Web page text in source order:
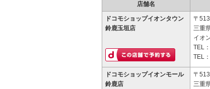
店舗名
ドコモショップイオンタウン
鈴鹿玉垣店
〒
三重
イオ
TEL：
TEL：
ドコモショップイオンモール
鈴鹿店
〒
三重